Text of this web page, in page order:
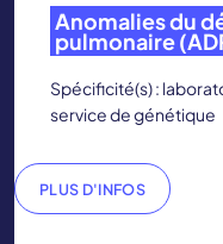
Anomalies du
pulmonaire
Spécificité(s) :
service de génétique
PLUS D'INFOS